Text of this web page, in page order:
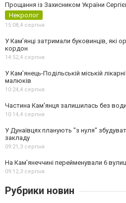
Прощання із Захисником України
Некролог
15:08,4 серпня
У Кам’янці затримали буковинців, які
кордон
14:52,4 серпня
У Кам’янець-Подільській міській
малюків
10:24,4 серпня
Частина Кам'янця залишилась без води
10:14,4 серпня
У Дунаївцях планують "з нуля"
закладу
09:21,3 серпня
На Камʼянеччині перейменували 6
09:12,3 серпня
Рубрики новин